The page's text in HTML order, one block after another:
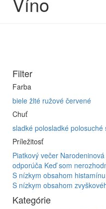
Filter
Farba
biele žlté ružové červené
Chuť
sladké polosladké polosuché
Príležitosť
Piatkový večer
odporúča Keď som
S nízkym obsahom histamínu
S nízkym obsahom
Kategórie